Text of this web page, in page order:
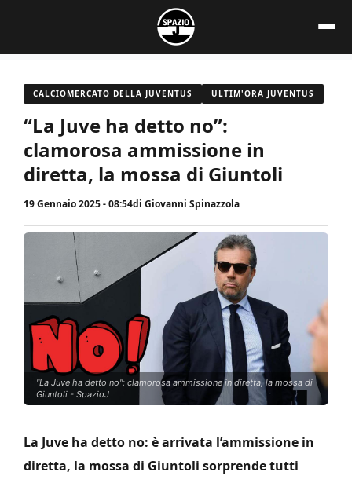
contenuto
CALCIOMERCATO DELLA JUVENTUS ULTIM'ORA JUVENTUS
“La Juve ha detto no”:
clamorosa ammissione in
diretta, la mossa di Giuntoli
19 Gennaio 2025 - 08:54di Giovanni Spinazzola
"La Juve ha detto no": clamorosa ammissione in diretta, la mossa di
Giuntoli - SpazioJ
La Juve ha detto no: è arrivata l’ammissione in
diretta, la mossa di Giuntoli sorprende tutti